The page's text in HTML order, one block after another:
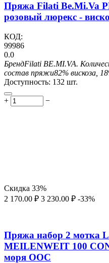
Пряжа Filati Be.Mi.Va
розовый люрекс -
КОД:
99986
0.0
БрендFilati BE.MI.VA.
состав пряжи82% вискоза,
Доступность: 132 шт.
+ −
Скидка 33%
2 170.00 ₽ 3 230.00 ₽ -33%
Пряжа набор 2 мотка
MEILENWEIT 100
моря ООС